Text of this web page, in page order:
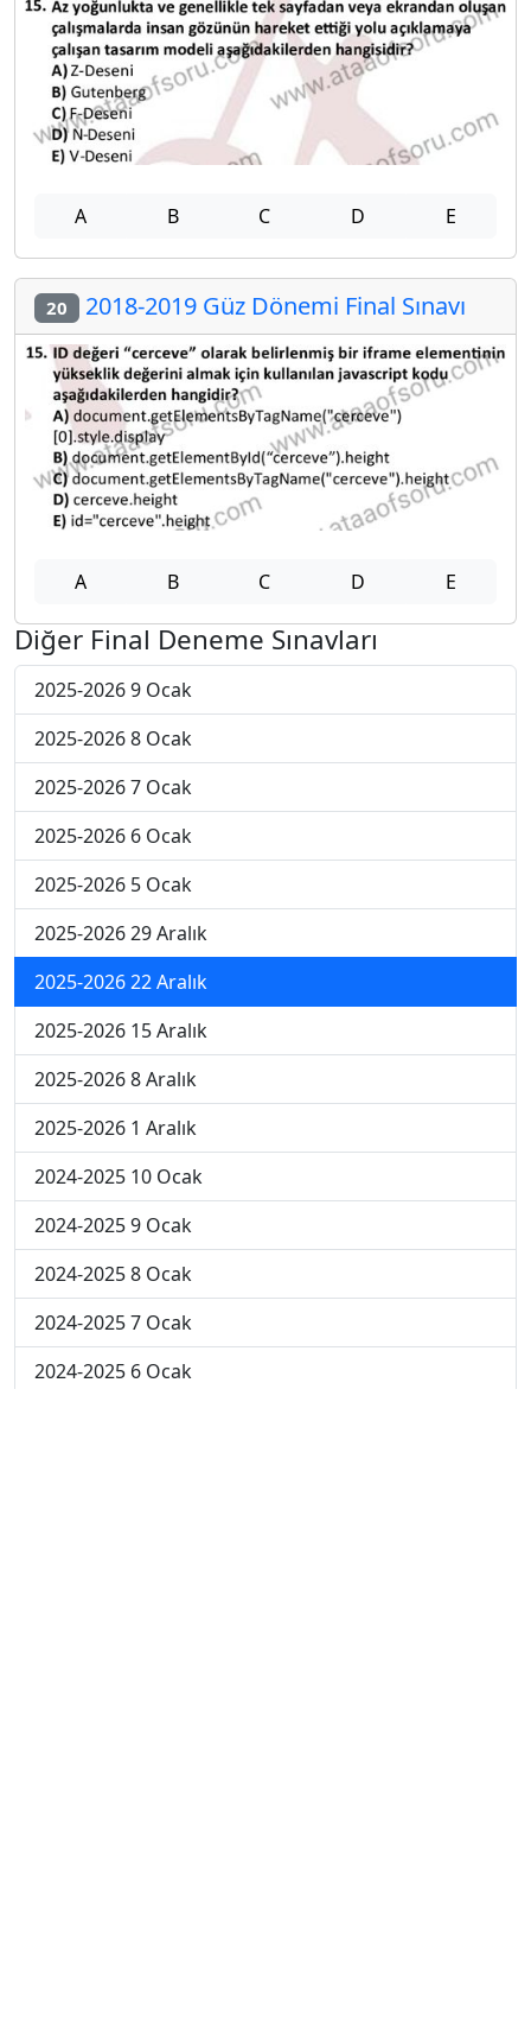
A B C D E
20 2018-2019 Güz Dönemi Final Sınavı
A B C D E
Diğer Final Deneme Sınavları
2025-2026 9 Ocak
2025-2026 8 Ocak
2025-2026 7 Ocak
2025-2026 6 Ocak
2025-2026 5 Ocak
2025-2026 29 Aralık
2025-2026 22 Aralık
2025-2026 15 Aralık
2025-2026 8 Aralık
2025-2026 1 Aralık
2024-2025 10 Ocak
2024-2025 9 Ocak
2024-2025 8 Ocak
2024-2025 7 Ocak
2024-2025 6 Ocak